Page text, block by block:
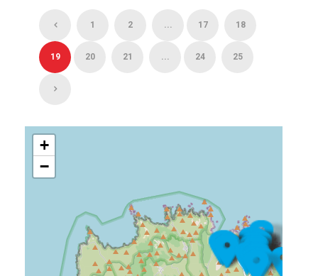
1 2 ... 17 18
19 20 21 ... 24 25
+
−